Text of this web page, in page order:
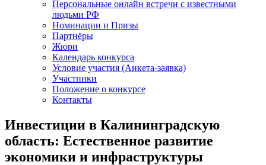
Персональные онлайн встречи с известными
людьми РФ
Номинации и Призы
Партнёры
Жюри
Календарь конкурса
Условие участия (Анкета-заявка)
Участники
Положение о конкурсе
Контакты
Инвестиции в Калининградскую
область: Естественное развитие
экономики и инфраструктуры